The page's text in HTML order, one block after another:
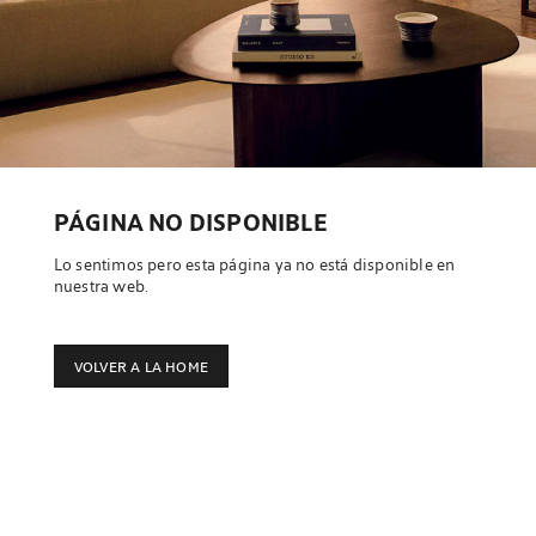
PÁGINA NO DISPONIBLE
Lo sentimos pero esta página ya no está disponible en
nuestra web.
VOLVER A LA HOME